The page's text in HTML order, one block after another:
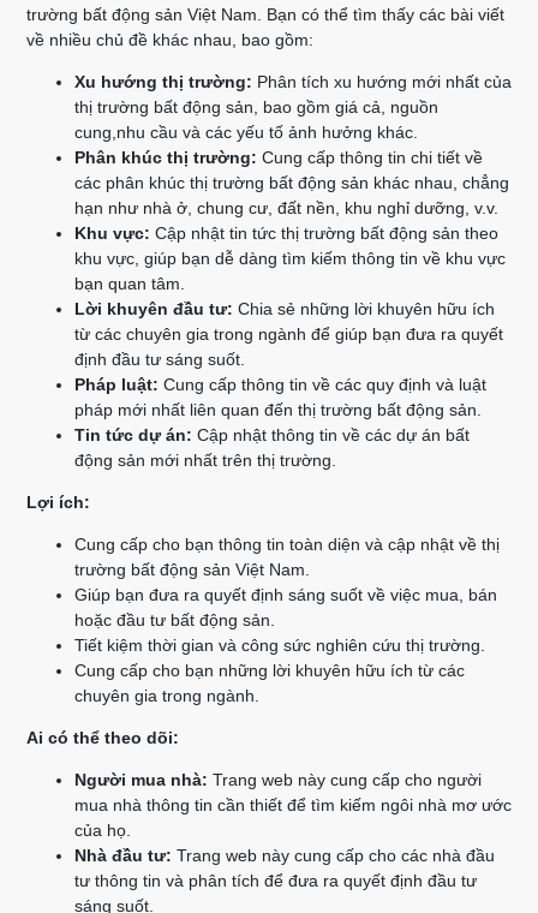
trường bất động sản Việt Nam. Bạn có thể tìm thấy các bài viết
về nhiều chủ đề khác nhau, bao gồm:
Xu hướng thị trường: Phân tích xu hướng mới nhất của
thị trường bất động sản, bao gồm giá cả, nguồn
cung,nhu cầu và các yếu tố ảnh hưởng khác.
Phân khúc thị trường: Cung cấp thông tin chi tiết về
các phân khúc thị trường bất động sản khác nhau, chẳng
hạn như nhà ở, chung cư, đất nền, khu nghỉ dưỡng, v.v.
Khu vực: Cập nhật tin tức thị trường bất động sản theo
khu vực, giúp bạn dễ dàng tìm kiếm thông tin về khu vực
bạn quan tâm.
Lời khuyên đầu tư: Chia sẻ những lời khuyên hữu ích
từ các chuyên gia trong ngành để giúp bạn đưa ra quyết
định đầu tư sáng suốt.
Pháp luật: Cung cấp thông tin về các quy định và luật
pháp mới nhất liên quan đến thị trường bất động sản.
Tin tức dự án: Cập nhật thông tin về các dự án bất
động sản mới nhất trên thị trường.
Lợi ích:
Cung cấp cho bạn thông tin toàn diện và cập nhật về thị
trường bất động sản Việt Nam.
Giúp bạn đưa ra quyết định sáng suốt về việc mua, bán
hoặc đầu tư bất động sản.
Tiết kiệm thời gian và công sức nghiên cứu thị trường.
Cung cấp cho bạn những lời khuyên hữu ích từ các
chuyên gia trong ngành.
Ai có thể theo dõi:
Người mua nhà: Trang web này cung cấp cho người
mua nhà thông tin cần thiết để tìm kiếm ngôi nhà mơ ước
của họ.
Nhà đầu tư: Trang web này cung cấp cho các nhà đầu
tư thông tin và phân tích để đưa ra quyết định đầu tư
sáng suốt.